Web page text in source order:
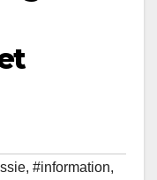
, #information,